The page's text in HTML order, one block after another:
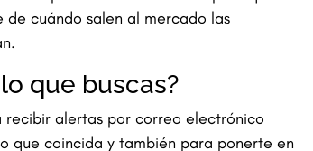
cuándo salen al mercado las
que buscas?
recibir alertas por correo electrónico
que coincida y también para ponerte en